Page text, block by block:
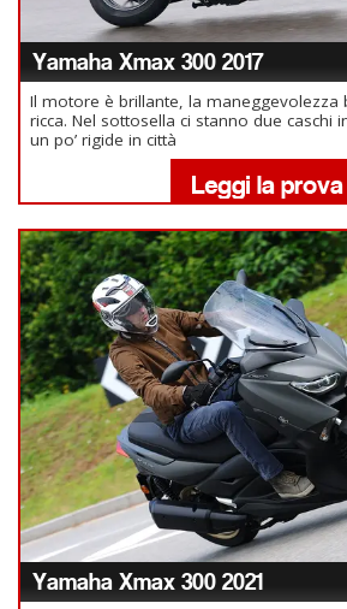
Yamaha Xmax 300 2017
Il motore è brillante, la maneggevolezza
ricca. Nel sottosella ci stanno due caschi
un po’ rigide in città
Yamaha Xmax 300 2021